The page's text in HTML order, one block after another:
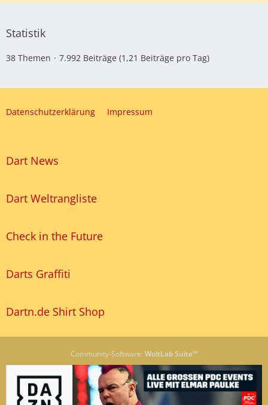
Statistik
38 Themen 7.992 Beiträge (1,21 Beiträge pro Tag)
Datenschutzerklärung Impressum
Dart News
Dart Weltrangliste
Check in the Future
Darts Graffiti
Dartn.de Shirt Shop
Community-Software: WoltLab Suite™